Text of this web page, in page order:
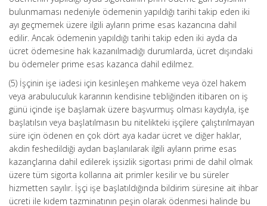
bulunmaması nedeniyle ödemenin yapıldığı tarihi takip eden iki
ayı geçmemek üzere ilgili ayların prime esas kazancına dahil
edilir. Ancak ödemenin yapıldığı tarihi takip eden iki ayda da
ücret ödemesine hak kazanılmadığı durumlarda, ücret dışındaki
bu ödemeler prime esas kazanca dahil edilmez.
(5) İşçinin işe iadesi için kesinleşen mahkeme veya özel hakem
veya arabuluculuk kararının kendisine tebliğinden itibaren on iş
günü içinde işe başlamak üzere başvurmuş olması kaydıyla, işe
başlatılsın veya başlatılmasın bu nitelikteki işçilere çalıştırılmayan
süre için ödenen en çok dört aya kadar ücret ve diğer haklar,
akdin feshedildiği aydan başlanılarak ilgili ayların prime esas
kazançlarına dahil edilerek işsizlik sigortası primi de dahil olmak
üzere tüm sigorta kollarına ait primler kesilir ve bu süreler
hizmetten sayılır. İşçi işe başlatıldığında bildirim süresine ait ihbar
ücreti ile kıdem tazminatının peşin olarak ödenmesi halinde bu